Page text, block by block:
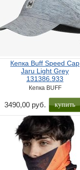
Кепка Buff Speed Cap
Jaru Light Grey
131386.933
Кепка BUFF
3490,00 руб. купить